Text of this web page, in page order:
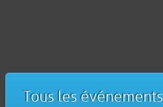
Tous les événements